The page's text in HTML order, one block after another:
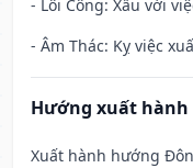
- Lôi Công: Xấu với
- Âm Thác: Kỵ việc
Hướng xuất hành
Xuất hành hướng